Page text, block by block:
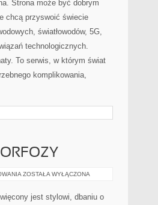
Strona może być dobrym
chcą przyswoić świecie
światłowodów, 5G,
technologicznych.
To serwis, w którym świat
komplikowania,
INSPIRUJĄCE
METAMORFOZY
ZOSTAŁA WYŁĄCZONA
jest stylowi, dbaniu o